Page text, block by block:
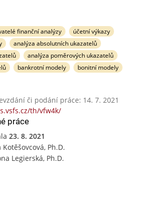
finanční analýzy
účetní výkazy
analýza absolutních ukazatelů
analýza poměrových ukazatelů
bankrotní modely bonitní modely
či podání práce: 14. 7. 2021
th/vfw4k/
práce
23. 8. 2021
Ph.D.
Legierská, Ph.D.